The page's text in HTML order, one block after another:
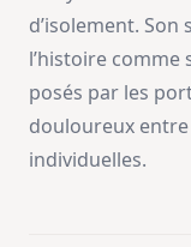
d’isolement. Son
l’histoire comme
posés par les
douloureux
individuelles.